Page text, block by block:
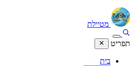
מטיילת
תפריט
בית